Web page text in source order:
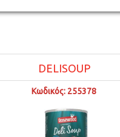
DELISOUP
Κωδικός: 255378